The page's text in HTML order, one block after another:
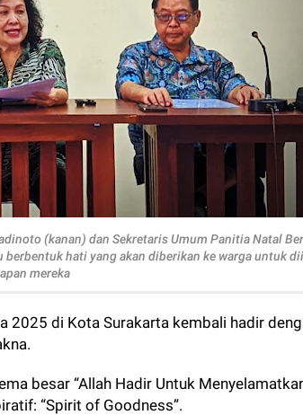
(kanan) dan Sekretaris Umum Panitia Natal
hati yang akan diberikan ke warga untuk
mereka
2025 di Kota Surakarta kembali hadir
besar “Allah Hadir Untuk
“Spirit of Goodness”.